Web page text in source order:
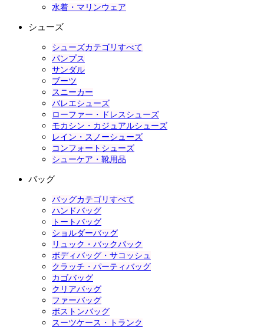
水着・マリンウェア
シューズ
シューズカテゴリすべて
パンプス
サンダル
ブーツ
スニーカー
バレエシューズ
ローファー・ドレスシューズ
モカシン・カジュアルシューズ
レイン・スノーシューズ
コンフォートシューズ
シューケア・靴用品
バッグ
バッグカテゴリすべて
ハンドバッグ
トートバッグ
ショルダーバッグ
リュック・バックパック
ボディバッグ・サコッシュ
クラッチ・パーティバッグ
カゴバッグ
クリアバッグ
ファーバッグ
ボストンバッグ
スーツケース・トランク